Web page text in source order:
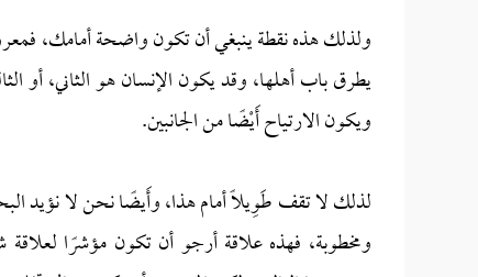
ولذلك هذه نقطة ينبغي أن تكون واضحة أمامك،
يطرق باب أهلها، وقد يكون الإنسان هو الثاني، أو
ويكون الارتياح أَيْضًا من الجانبين.
لذلك لا تقف طَوِيلًا أمام هذا، وأَيضًا نحن لا نؤيد
ومخطوبة، فهذه علاقة أرجو أن تكون مؤشرًا